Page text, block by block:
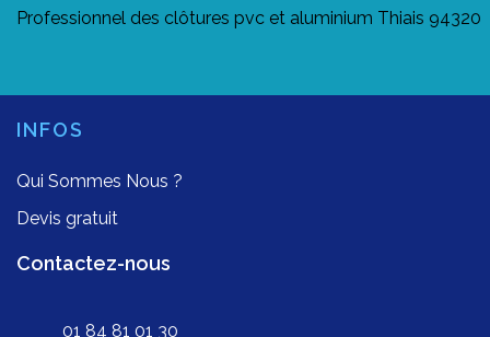
Professionnel des clôtures pvc et aluminium Thiais 94320
INFOS
Qui Sommes Nous ?
Devis gratuit
Contactez-nous
01 84 81 01 30